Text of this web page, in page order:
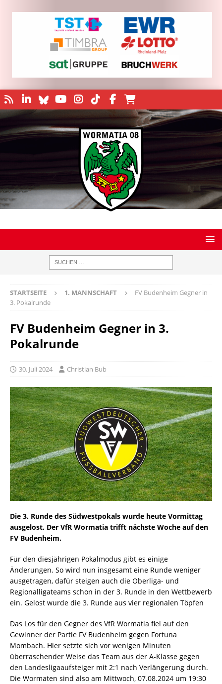
STARTSEITE 1. MANNSCHAFT
FV Budenheim Gegner in
3. Pokalrunde
FV Budenheim Gegner in 3.
Pokalrunde
30. Juli 2024 Christian Bub
Die 3. Runde des Südwestpokals wurde heute Vormittag
ausgelost. Der VfR Wormatia trifft nächste Woche auf den
FV Budenheim.
Für den diesjährigen Pokalmodus gibt es einige
Änderungen. So wird nun insgesamt eine Runde weniger
ausgetragen, dafür steigen auch die Oberliga- und
Regionalligateams schon in der 3. Runde in den Wettbewerb
ein. Gelost wurde die 3. Runde aus vier regionalen Töpfen
Das Los für den Gegner des VfR Wormatia fiel auf den
Gewinner der Partie FV Budenheim gegen Fortuna
Mombach. Hier setzte sich vor wenigen Minuten
überraschender Weise das Team aus der A-Klasse gegen
den Landesligaaufsteiger mit 2:1 nach Verlängerung durch.
Die Wormaten sind also am Mittwoch, 07.08.2024 um 19:30